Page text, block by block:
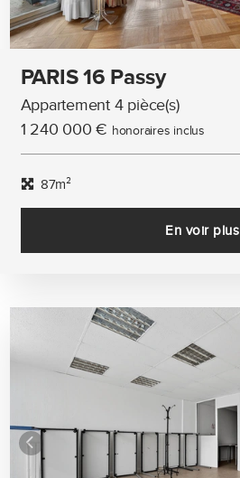
PARIS 16 Passy
Appartement 4 pièce(s)
1 240 000 € honoraires inclus
87m²
En voir plus